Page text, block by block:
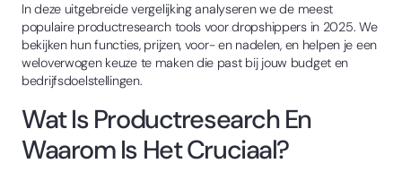
In deze uitgebreide vergelijking analyseren we de meest
populaire productresearch tools voor dropshippers in 2025. We
bekijken hun functies, prijzen, voor- en nadelen, en helpen je een
weloverwogen keuze te maken die past bij jouw budget en
bedrijfsdoelstellingen.
Wat Is Productresearch En
Waarom Is Het Cruciaal?